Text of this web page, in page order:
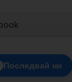
Последвай ни